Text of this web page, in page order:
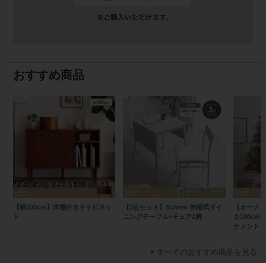
おすすめ商品
【幅100cm】本棚付きキャビネッ
ト
【3点セット】Schirm 伸縮式ダイ
ニングテーブル+チェア2脚
【オーナ
さ180cm
ナメント
すべてのおすすめ商品を見る